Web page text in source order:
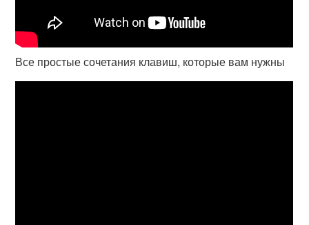
Все простые сочетания клавиш, которые вам нужны